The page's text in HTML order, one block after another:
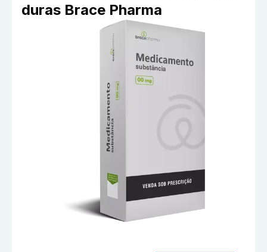
duras Brace Pharma